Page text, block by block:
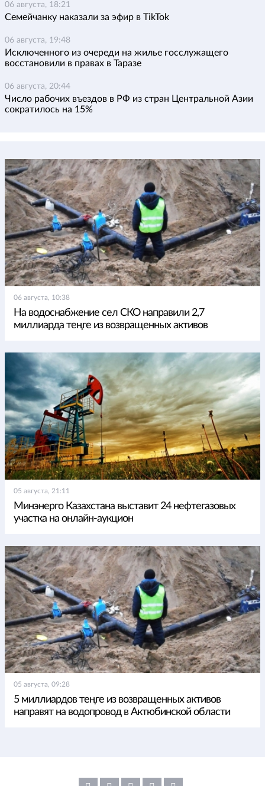
06 августа, 18:21
Семейчанку наказали за эфир в TikTok
06 августа, 19:48
Исключенного из очереди на жилье госслужащего
восстановили в правах в Таразе
06 августа, 20:44
Число рабочих въездов в РФ из стран Центральной Азии
сократилось на 15%
06 августа, 10:38
На водоснабжение сел СКО направили 2,7
миллиарда теңге из возвращенных активов
05 августа, 21:11
Минэнерго Казахстана выставит 24 нефтегазовых
участка на онлайн-аукцион
05 августа, 09:28
5 миллиардов теңге из возвращенных активов
направят на водопровод в Актюбинской области